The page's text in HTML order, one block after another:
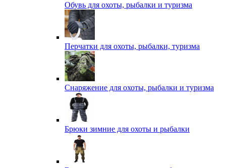
Обувь для охоты, рыбалки и туризма
Перчатки для охоты, рыбалки, туризма
Снаряжение для охоты, рыбалки и туризма
Брюки зимние для охоты и рыбалки